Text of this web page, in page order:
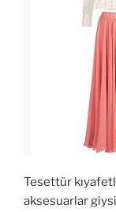
Tesettür
aksesuarlar